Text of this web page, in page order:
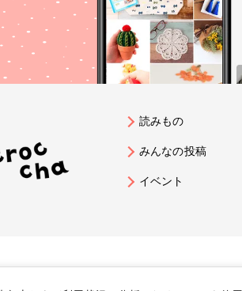
読みもの
みんなの投稿
イベント